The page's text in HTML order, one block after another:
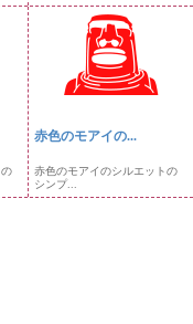
赤色のモアイの...
赤色のモアイのシルエットの
シンプ...